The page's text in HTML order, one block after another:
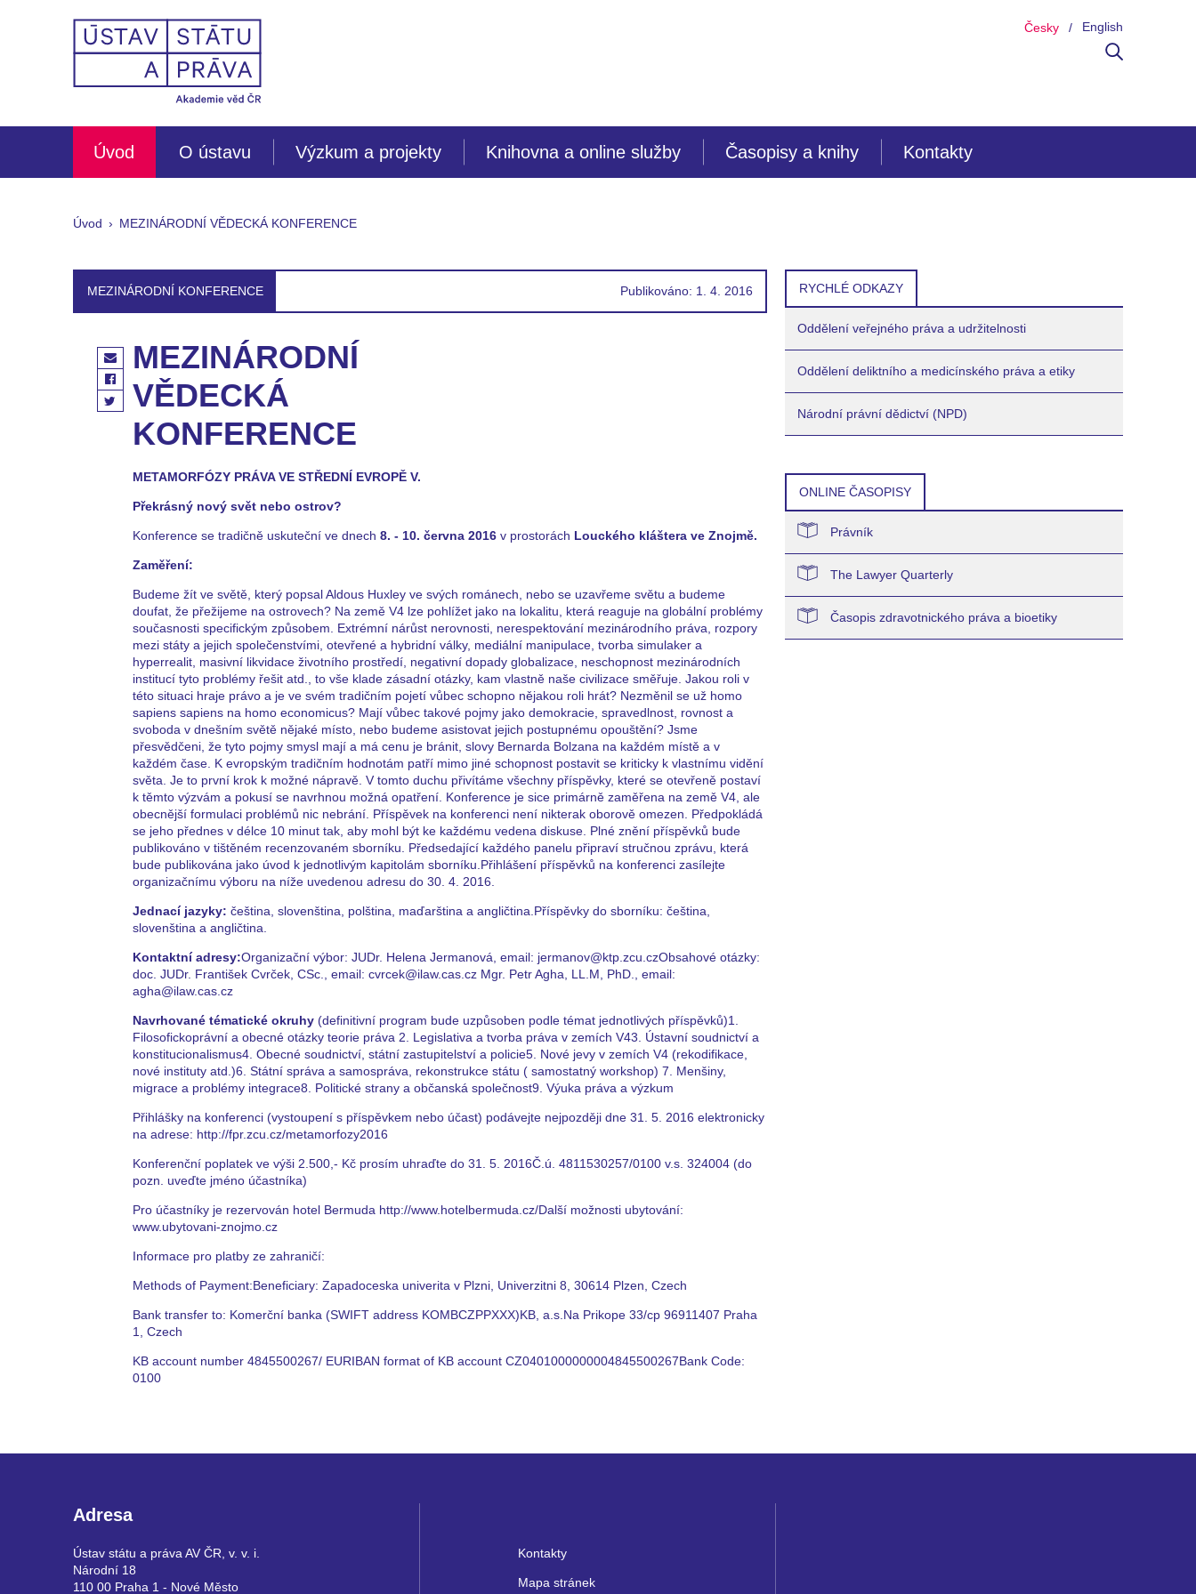
Česky English
Úvod O ústavu Výzkum a projekty Knihovna a online služby Časopisy a knihy Kontakty
Úvod MEZINÁRODNÍ VĚDECKÁ KONFERENCE
MEZINÁRODNÍ KONFERENCE Publikováno: 1. 4. 2016
MEZINÁRODNÍ
VĚDECKÁ
KONFERENCE
METAMORFÓZY PRÁVA VE STŘEDNÍ EVROPĚ V.
Překrásný nový svět nebo ostrov?
Konference se tradičně uskuteční ve dnech 8. - 10. června 2016v prostorách Louckého kláštera ve Znojmě.
Zaměření:
Budeme žít ve světě, který popsal Aldous Huxley ve svých románech, nebo se uzavřeme světu a budeme
doufat, že přežijeme na ostrovech? Na země V4 lze pohlížet jako na lokalitu, která reaguje na globální problémy
současnosti specifickým způsobem. Extrémní nárůst nerovnosti, nerespektování mezinárodního práva, rozpory
mezi státy a jejich společenstvími, otevřené a hybridní války, mediální manipulace, tvorba simulaker a
hyperrealit, masivní likvidace životního prostředí, negativní dopady globalizace, neschopnost mezinárodních
institucí tyto problémy řešit atd., to vše klade zásadní otázky, kam vlastně naše civilizace směřuje. Jakou roli v
této situaci hraje právo a je ve svém tradičním pojetí vůbec schopno nějakou roli hrát? Nezměnil se už homo
sapiens sapiens na homo economicus? Mají vůbec takové pojmy jako demokracie, spravedlnost, rovnost a
svoboda v dnešním světě nějaké místo, nebo budeme asistovat jejich postupnému opouštění? Jsme
přesvědčeni, že tyto pojmy smysl mají a má cenu je bránit, slovy Bernarda Bolzana na každém místě a v
každém čase. K evropským tradičním hodnotám patří mimo jiné schopnost postavit se kriticky k vlastnímu vidění
světa. Je to první krok k možné nápravě. V tomto duchu přivítáme všechny příspěvky, které se otevřeně postaví
k těmto výzvám a pokusí se navrhnou možná opatření. Konference je sice primárně zaměřena na země V4, ale
obecnější formulaci problémů nic nebrání. Příspěvek na konferenci není nikterak oborově omezen. Předpokládá
se jeho přednes v délce 10 minut tak, aby mohl být ke každému vedena diskuse. Plné znění příspěvků bude
publikováno v tištěném recenzovaném sborníku. Předsedající každého panelu připraví stručnou zprávu, která
bude publikována jako úvod k jednotlivým kapitolám sborníku.Přihlášení příspěvků na konferenci zasílejte
organizačnímu výboru na níže uvedenou adresu do 30. 4. 2016.
Jednací jazyky: čeština, slovenština, polština, maďarština a angličtina.Příspěvky do sborníku: čeština,
slovenština a angličtina.
Kontaktní adresy:Organizační výbor: JUDr. Helena Jermanová, email: jermanov@ktp.zcu.czObsahové otázky:
doc. JUDr. František Cvrček, CSc., email: cvrcek@ilaw.cas.cz Mgr. Petr Agha, LL.M, PhD., email:
agha@ilaw.cas.cz
Navrhované tématické okruhy(definitivní program bude uzpůsoben podle témat jednotlivých příspěvků)1.
Filosofickoprávní a obecné otázky teorie práva 2. Legislativa a tvorba práva v zemích V43. Ústavní soudnictví a
konstitucionalismus4. Obecné soudnictví, státní zastupitelství a policie5. Nové jevy v zemích V4 (rekodifikace,
nové instituty atd.)6. Státní správa a samospráva, rekonstrukce státu ( samostatný workshop) 7. Menšiny,
migrace a problémy integrace8. Politické strany a občanská společnost9. Výuka práva a výzkum
Přihlášky na konferenci (vystoupení s příspěvkem nebo účast) podávejte nejpozději dne 31. 5. 2016 elektronicky
na adrese: http://fpr.zcu.cz/metamorfozy2016
Konferenční poplatek ve výši 2.500,- Kč prosím uhraďte do 31. 5. 2016Č.ú. 4811530257/0100 v.s. 324004 (do
pozn. uveďte jméno účastníka)
Pro účastníky je rezervován hotel Bermuda http://www.hotelbermuda.cz/Další možnosti ubytování:
www.ubytovani-znojmo.cz
Informace pro platby ze zahraničí:
Methods of Payment:Beneficiary: Zapadoceska univerita v Plzni, Univerzitni 8, 30614 Plzen, Czech
Bank transfer to: Komerční banka (SWIFT address KOMBCZPPXXX)KB, a.s.Na Prikope 33/cp 96911407 Praha
1, Czech
KB account number 4845500267/ EURIBAN format of KB account CZ0401000000004845500267Bank Code:
0100
RYCHLÉ ODKAZY
Oddělení veřejného práva a udržitelnosti
Oddělení deliktního a medicínského práva a etiky
Národní právní dědictví (NPD)
ONLINE ČASOPISY
Právník
The Lawyer Quarterly
Časopis zdravotnického práva a bioetiky
Adresa
Ústav státu a práva AV ČR, v. v. i.
Národní 18
110 00 Praha 1 - Nové Město
Kontakty
Mapa stránek